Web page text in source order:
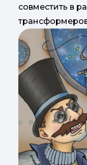
совместить в